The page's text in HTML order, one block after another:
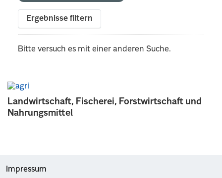
Landwirtschaft, Fischerei, Forstwirtschaft und
Nahrungsmittel
Ergebnisse filtern
Bitte versuch es mit einer anderen Suche.
Impressum